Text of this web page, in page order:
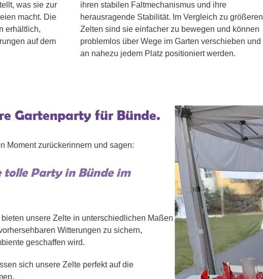
was sie zur
macht. Die
erhältlich,
auf dem
ihren stabilen Faltmechanismus und ihre
herausragende Stabilität. Im Vergleich zu größeren
Zelten sind sie einfacher zu bewegen und können
problemlos über Wege im Garten verschieben und
an nahezu jedem Platz positioniert werden.
Gartenparty für Bünde.
Moment zurückerinnern und sagen:
tolle Party in Bünde im
unsere Zelte in unterschiedlichen Maßen
Witterungen zu sichern,
geschaffen wird.
sich unsere Zelte perfekt auf die